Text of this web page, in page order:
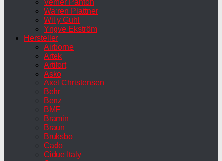
Verner Panton
Warren Plattner
Willy Guhl
Yngve Ekström
Hersteller
Airborne
Artek
Artifort
Asko
Axel Christensen
Behr
Benz
BMF
Bramin
Braun
Bruksbo
Cado
Cidue Italy